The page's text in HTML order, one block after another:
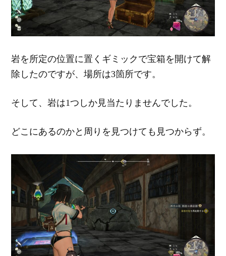
岩を所定の位置に置くギミックで宝箱を開けて解
除したのですが、場所は3箇所です。
そして、岩は1つしか見当たりませんでした。
どこにあるのかと周りを見つけても見つからず。